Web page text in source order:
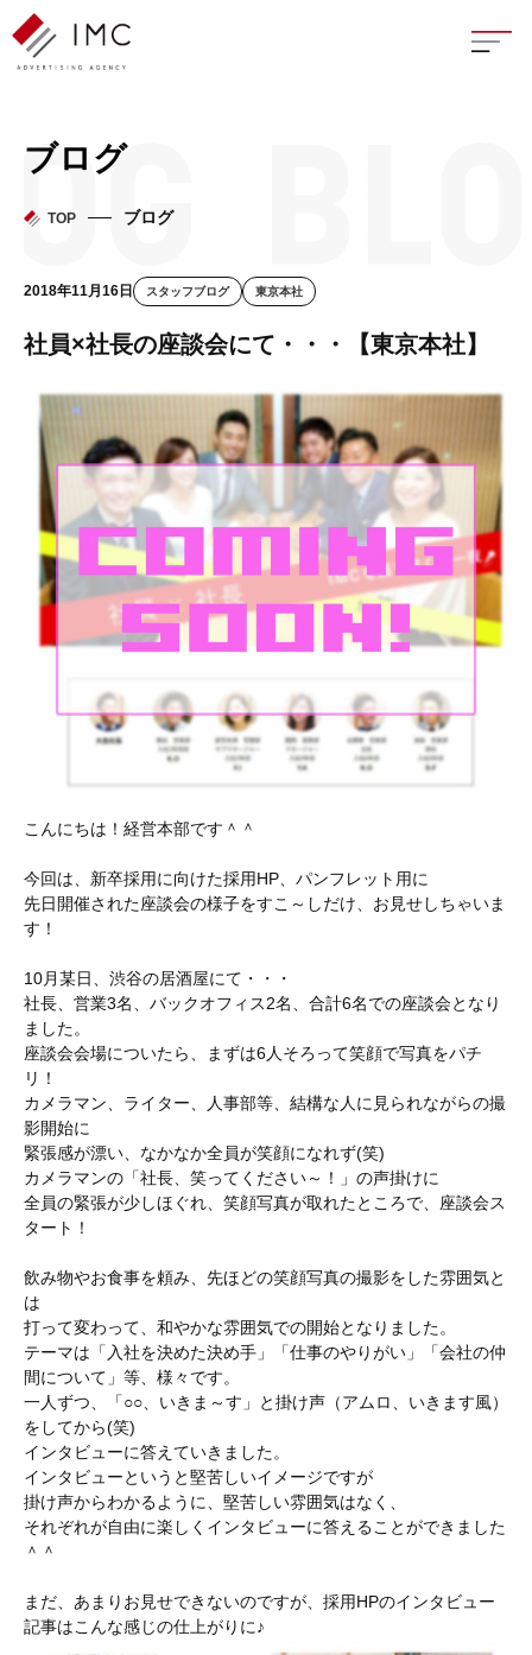
座談
フェ
ブログ
TOP ブログ
2018年11月16日 スタッフブログ 東京本社
社員×社長の座談会にて・・・【東京本社】
こんにちは！経営本部です＾＾
今回は、新卒採用に向けた採用HP、パンフレット用に
先日開催された座談会の様子をすこ～しだけ、お見せしちゃいま
す！
10月某日、渋谷の居酒屋にて・・・
社長、営業3名、バックオフィス2名、合計6名での座談会となり
ました。
座談会会場についたら、まずは6人そろって笑顔で写真をパチ
リ！
カメラマン、ライター、人事部等、結構な人に見られながらの撮
影開始に
緊張感が漂い、なかなか全員が笑顔になれず(笑)
カメラマンの「社長、笑ってください～！」の声掛けに
全員の緊張が少しほぐれ、笑顔写真が取れたところで、座談会ス
タート！
飲み物やお食事を頼み、先ほどの笑顔写真の撮影をした雰囲気と
は
打って変わって、和やかな雰囲気での開始となりました。
テーマは「入社を決めた決め手」「仕事のやりがい」「会社の仲
間について」等、様々です。
一人ずつ、「○○、いきま～す」と掛け声（アムロ、いきます風）
をしてから(笑)
インタビューに答えていきました。
インタビューというと堅苦しいイメージですが
掛け声からわかるように、堅苦しい雰囲気はなく、
それぞれが自由に楽しくインタビューに答えることができました
＾＾
まだ、あまりお見せできないのですが、採用HPのインタビュー
記事はこんな感じの仕上がりに♪